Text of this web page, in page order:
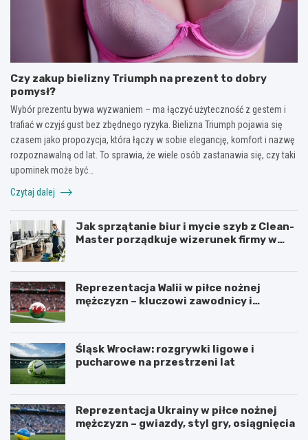
Czy zakup bielizny Triumph na prezent to dobry
pomysł?
Wybór prezentu bywa wyzwaniem – ma łączyć użyteczność z gestem i
trafiać w czyjś gust bez zbędnego ryzyka. Bielizna Triumph pojawia się
czasem jako propozycja, która łączy w sobie elegancję, komfort i nazwę
rozpoznawalną od lat. To sprawia, że wiele osób zastanawia się, czy taki
upominek może być…
Czytaj dalej
Jak sprzątanie biur i mycie szyb z Clean-
Master porządkuje wizerunek firmy w
Reprezentacja Walii w piłce nożnej
mężczyzn – kluczowi zawodnicy i
Śląsk Wrocław: rozgrywki ligowe i
pucharowe na przestrzeni lat
Reprezentacja Ukrainy w piłce nożnej
mężczyzn – gwiazdy, styl gry, osiągnięcia